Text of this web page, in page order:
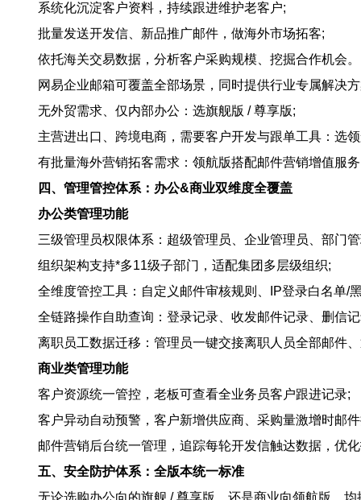
系统化沉淀客户资料，持续跟进维护老客户;
批量发送开发信、新品推广邮件，做海外市场拓客;
依托海关交易数据，分析客户采购规模、挖掘合作机会。
网易企业邮箱可覆盖全部场景，同时提供行业专属解决
无外贸需求、仅内部办公：选旗舰版 / 尊享版;
主营进出口、跨境电商，需要客户开发与跟单工具：选
有批量海外营销拓客需求：领航版搭配邮件营销增值服
四、管理管控体系：办公&商业双维度全覆盖
办公类管理功能
三级管理员权限体系：超级管理员、企业管理员、部门
组织架构支持*多11级子部门，适配集团多层级组织;
全维度管控工具：自定义邮件审核规则、IP登录白名单/
全链路操作自助查询：登录记录、收发邮件记录、删信
离职员工数据迁移：管理员一键交接离职人员全部邮件
商业类管理功能
客户资源统一管控，老板可查看全业务员客户跟进记录;
客户异动自动预警，客户新增供应商、采购量激增时邮
邮件营销后台统一管理，追踪每轮开发信触达数据，优
五、安全防护体系：全版本统一标准
无论选购办公向的旗舰 / 尊享版，还是商业向领航版，